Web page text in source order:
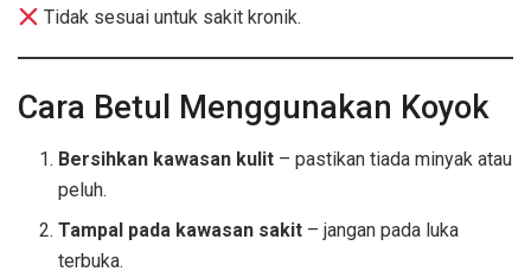
Tidak sesuai untuk sakit kronik.
Cara Betul Menggunakan Koyok
Bersihkan kawasan kulit – pastikan tiada minyak atau
peluh.
Tampal pada kawasan sakit – jangan pada luka
terbuka.